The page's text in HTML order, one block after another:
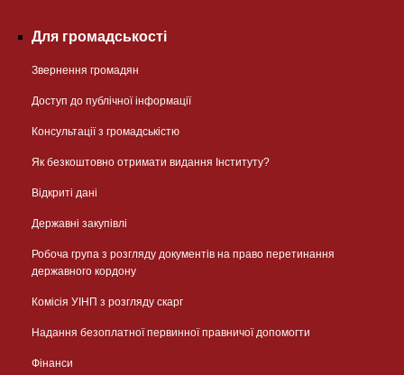
Для громадськості
Звернення громадян
Доступ до публічної інформації
Консультації з громадськістю
Як безкоштовно отримати видання Інституту?
Відкриті дані
Державні закупівлі
Робоча група з розгляду документів на право перетинання
державного кордону
Комісія УІНП з розгляду скарг
Надання безоплатної первинної правничої допомогти
Фінанси